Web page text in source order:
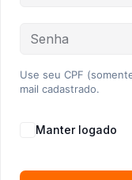
Use seu CPF
mail cadastrado.
Manter logado